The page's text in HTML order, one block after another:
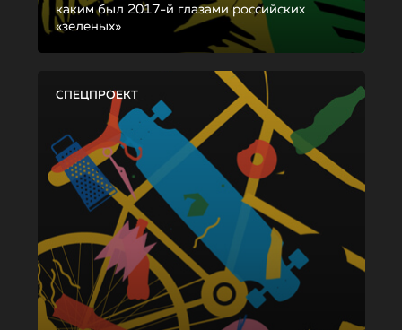
каким был 2017-й глазами российских
«зеленых»
СПЕЦПРОЕКТ